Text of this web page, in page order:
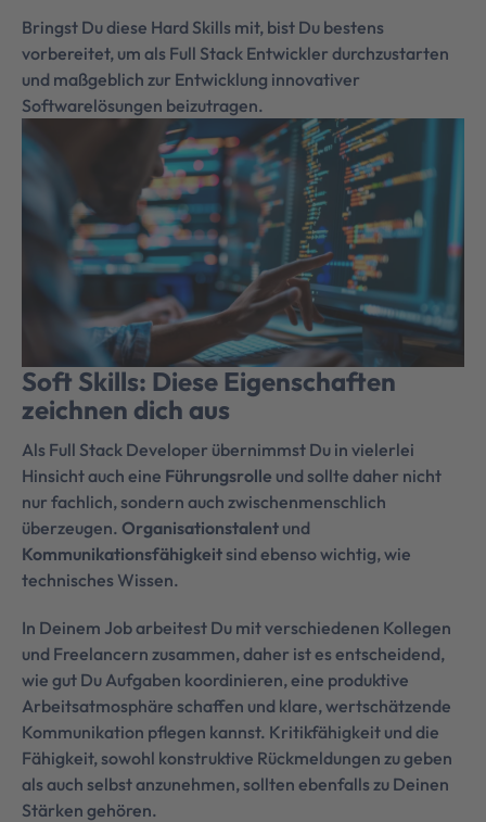
Bringst Du diese Hard Skills mit, bist Du bestens
vorbereitet, um als Full Stack Entwickler durchzustarten
und maßgeblich zur Entwicklung innovativer
Softwarelösungen beizutragen.
Soft Skills: Diese Eigenschaften
zeichnen dich aus
Als Full Stack Developer übernimmst Du in vielerlei
Hinsicht auch eine Führungsrolle und sollte daher nicht
nur fachlich, sondern auch zwischenmenschlich
überzeugen. Organisationstalent und
Kommunikationsfähigkeitsind ebenso wichtig, wie
technisches Wissen.
In Deinem Job arbeitest Du mit verschiedenen Kollegen
und Freelancern zusammen, daher ist es entscheidend,
wie gut Du Aufgaben koordinieren, eine produktive
Arbeitsatmosphäre schaffen und klare, wertschätzende
Kommunikation pflegen kannst. Kritikfähigkeit und die
Fähigkeit, sowohl konstruktive Rückmeldungen zu geben
als auch selbst anzunehmen, sollten ebenfalls zu Deinen
Stärken gehören.